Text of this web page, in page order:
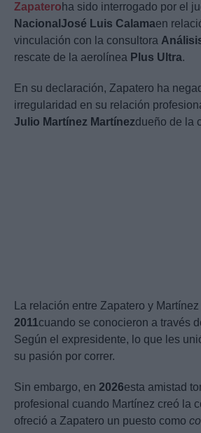
Zapatero ha sido interrogado por el
Nacional José Luis Calamaen
vinculación con la consultora
rescate de la aerolínea Plus Ultra.
En su declaración, Zapatero ha
irregularidad en su relación
Julio Martínez Martínezdueño de la
La relación entre Zapatero y
2011cuando se conocieron a través
Según el expresidente, lo que les
su pasión por correr.
Sin embargo, en 2026esta amistad
profesional cuando Martínez creó la
ofreció a Zapatero un puesto como